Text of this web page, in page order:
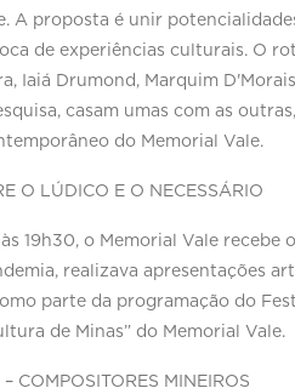
A proposta é unir
de experiências culturais. O
Iaiá Drumond, Marquim
casam umas com as
do Memorial Vale.
O LÚDICO E O NECESSÁRIO
19h30, o Memorial Vale recebe
realizava apresentações
parte da programação do
de Minas” do Memorial Vale.
COMPOSITORES MINEIROS